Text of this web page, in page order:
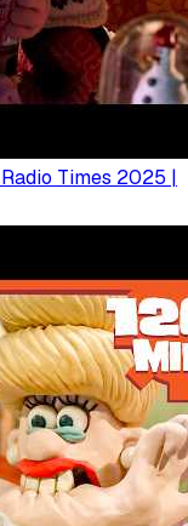
Times 2025 |